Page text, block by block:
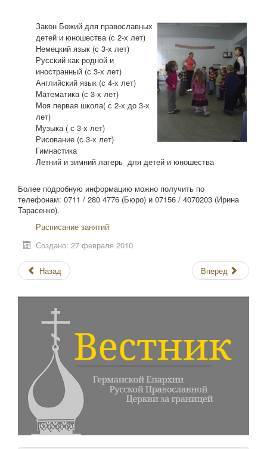
Закон Божий для православных
детей и юношества (с 2-х лет)
Немецкий язык (с 3-х лет)
Русский как родной и
иностранный (с 3-х лет)
Английский язык (с 4-х лет)
Математика (с 3-х лет)
Моя первая школа( с 2-х до 3-х
лет)
Музыка ( с 3-х лет)
Рисование (с 3-х лет)
Гимнастика
Летний и зимний лагерь для детей и юношества
Более подробную информацию можно получить по
телефонам: 0711 / 280 4776 (Бюро) и 07156 / 4070203 (Ирина
Тарасенко).
Расписание занятий
Создано: 27 февраля 2010
Назад Вперед